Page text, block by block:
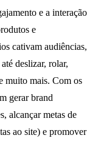
e a interação
e
cativam audiências,
deslizar, rolar,
muito mais. Com os
gerar brand
alcançar metas de
ao site) e promover